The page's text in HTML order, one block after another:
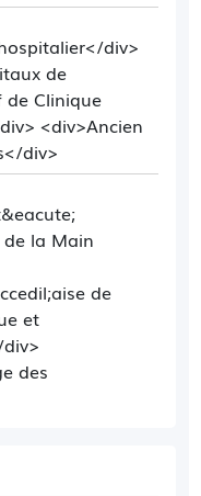
div>
de
de Clinique
<div>Ancien
div>
de la Main
de
et
des